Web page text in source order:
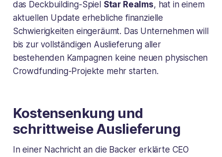
das Deckbuilding-Spiel Star Realms, hat in einem
aktuellen Update erhebliche finanzielle
Schwierigkeiten eingeräumt. Das Unternehmen will
bis zur vollständigen Auslieferung aller
bestehenden Kampagnen keine neuen physischen
Crowdfunding-Projekte mehr starten.
Kostensenkung und
schrittweise Auslieferung
In einer Nachricht an die Backer erklärte CEO